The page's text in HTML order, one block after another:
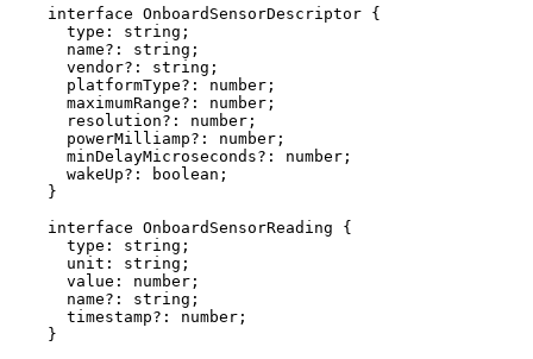
interface OnboardSensorDescriptor {
type : string ;
name?: string ;
vendor?: string ;
platformType?: number ;
maximumRange?: number ;
resolution?: number ;
powerMilliamp?: number ;
minDelayMicroseconds?: number ;
wakeUp?: boolean ;
}
interface OnboardSensorReading {
type : string ;
unit : string ;
value : number ;
name?: string ;
timestamp?: number ;
}